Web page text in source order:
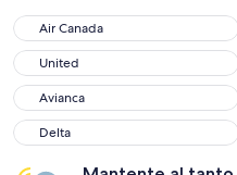
Air Canada
Air Canada
United
United
Avianca
Avianca
Delta
Delta